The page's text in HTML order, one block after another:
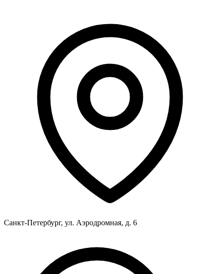
Санкт-Петербург, ул. Аэродромная, д. 6